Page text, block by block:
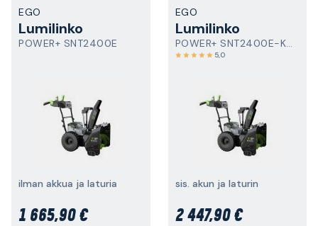
EGO
Lumilinko
POWER+ SNT2400E
ilman akkua ja laturia
1 665,90 €
EGO
Lumilinko
POWER+ SNT2400E-K2753
5,0
sis. akun ja laturin
2 447,90 €